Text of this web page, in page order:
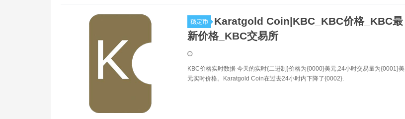
稳定币
Karatgold Coin|KBC_KBC价格_KBC最
新价格_KBC交易所
KBC价格实时数据 今天的实时{二进制}价格为{0000}美元,24小时交易量为{0001}美
元实时价格。Karatgold Coin在过去24小时内下降了{0002}.